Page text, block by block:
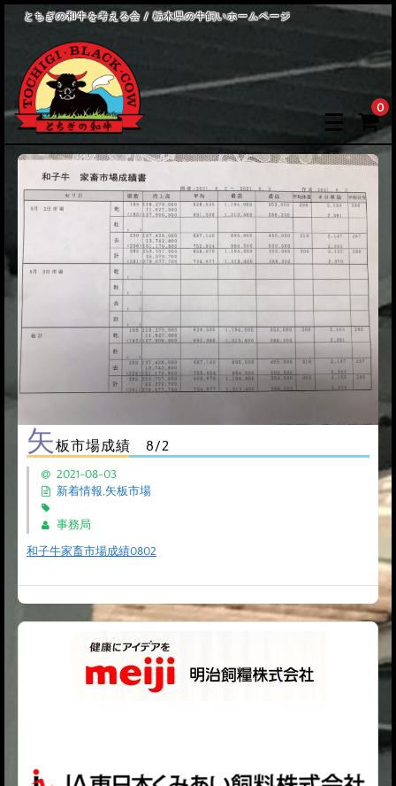
とちぎの和牛を考える会 / 栃木県の牛飼いホームページ
0
矢板市場成績 8/2
2021-08-03
新着情報 矢板市場
事務局
和子牛家畜市場成績0802